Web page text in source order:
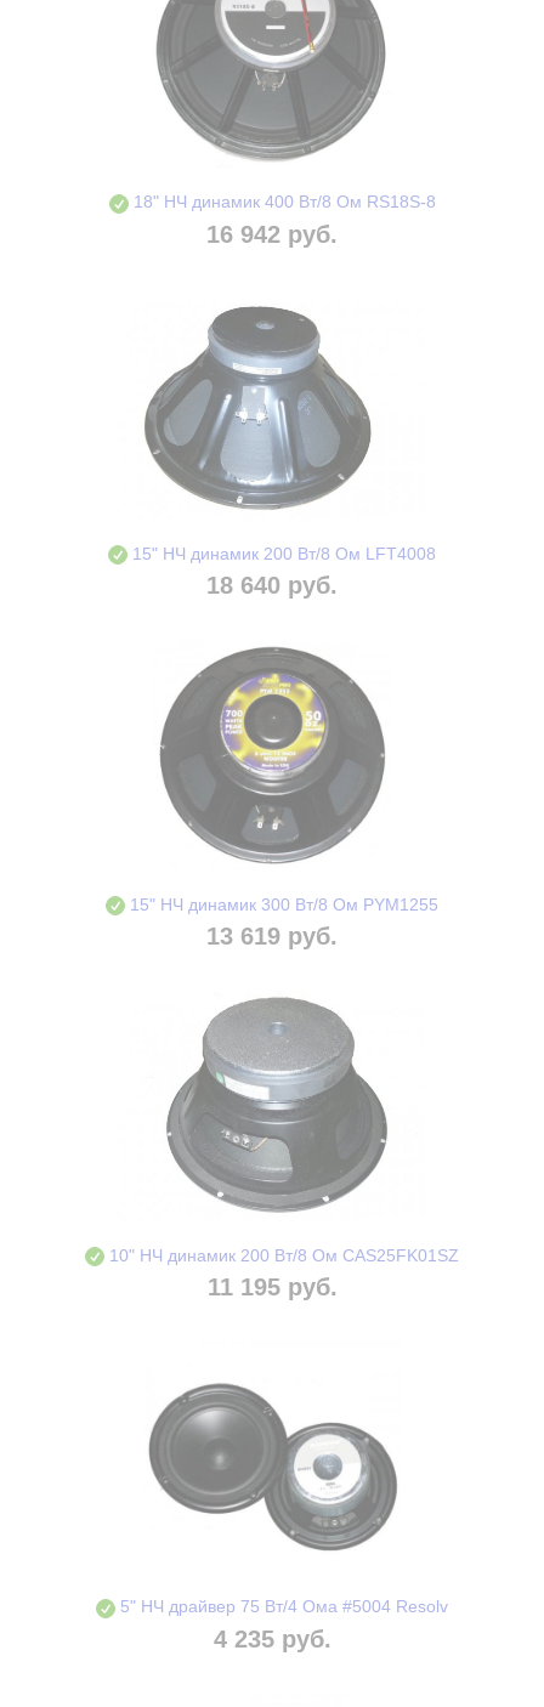
18" НЧ динамик 400 Вт/8 Ом RS18S-8
16 942 руб.
15" НЧ динамик 200 Вт/8 Ом LFT4008
18 640 руб.
15" НЧ динамик 300 Вт/8 Ом PYM1255
13 619 руб.
10" НЧ динамик 200 Вт/8 Ом CAS25FK01SZ
11 195 руб.
5" НЧ драйвер 75 Вт/4 Ома #5004 Resolv
4 235 руб.